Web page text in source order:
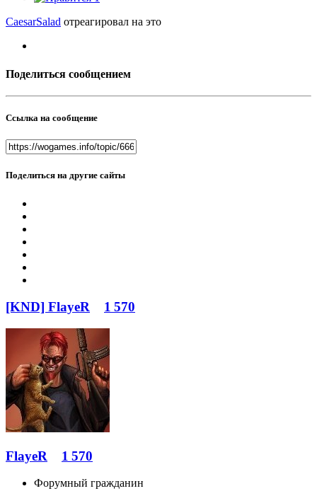
CaesarSalad отреагировал на это
Поделиться сообщением
Ссылка на сообщение
Поделиться на другие сайты
[KND] FlayeR 1 570
FlayeR 1 570
Форумный гражданин